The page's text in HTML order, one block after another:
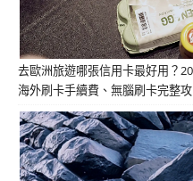
去歐洲旅遊哪張信用卡最好用？
海外刷卡手續費、無腦刷卡完整